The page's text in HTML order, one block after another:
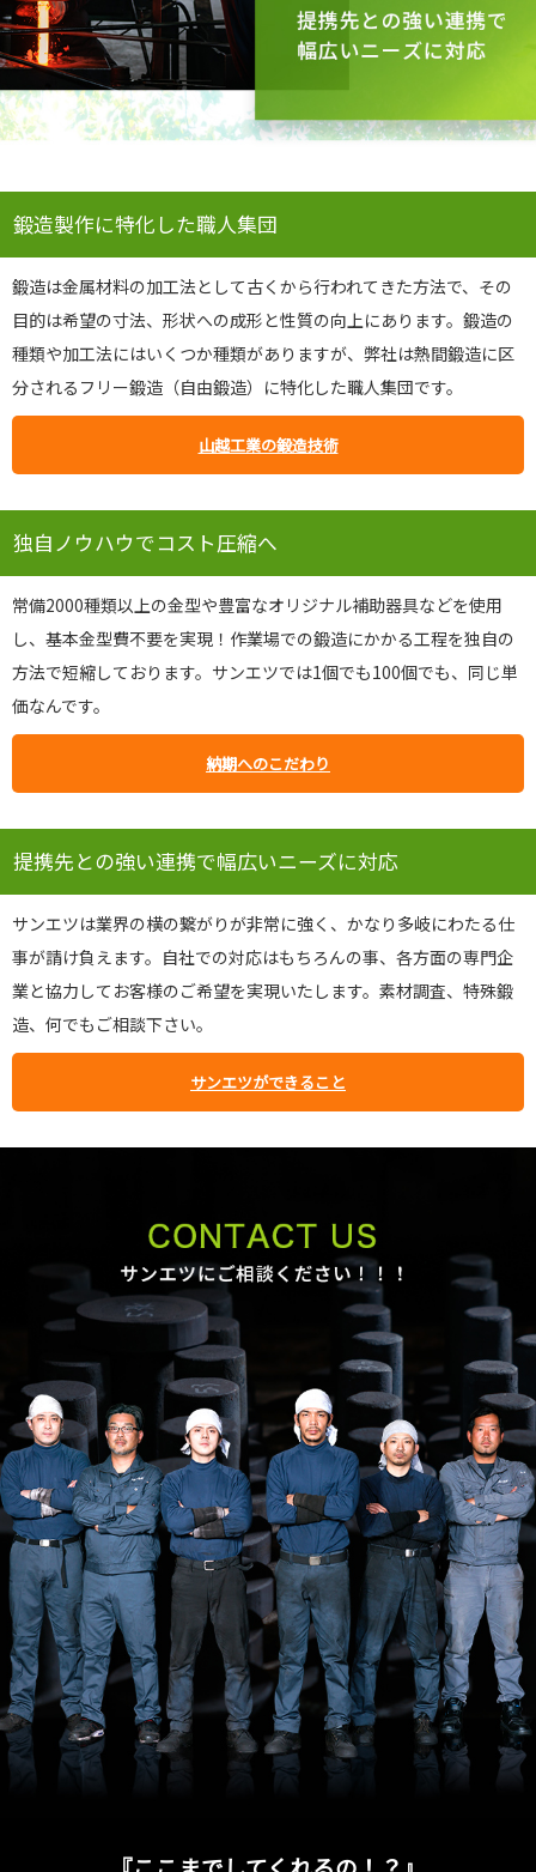
鍛造製作に特化した職人集団
鍛造は金属材料の加工法として古くから行われてきた方法で、その
目的は希望の寸法、形状への成形と性質の向上にあります。鍛造の
種類や加工法にはいくつか種類がありますが、弊社は熱間鍛造に区
分されるフリー鍛造（自由鍛造）に特化した職人集団です。
山越工業の鍛造技術
独自ノウハウでコスト圧縮へ
常備2000種類以上の金型や豊富なオリジナル補助器具などを使用
し、基本金型費不要を実現！作業場での鍛造にかかる工程を独自の
方法で短縮しております。サンエツでは1個でも100個でも、同じ単
価なんです。
納期へのこだわり
提携先との強い連携で幅広いニーズに対応
サンエツは業界の横の繋がりが非常に強く、かなり多岐にわたる仕
事が請け負えます。自社での対応はもちろんの事、各方面の専門企
業と協力してお客様のご希望を実現いたします。素材調査、特殊鍛
造、何でもご相談下さい。
サンエツができること